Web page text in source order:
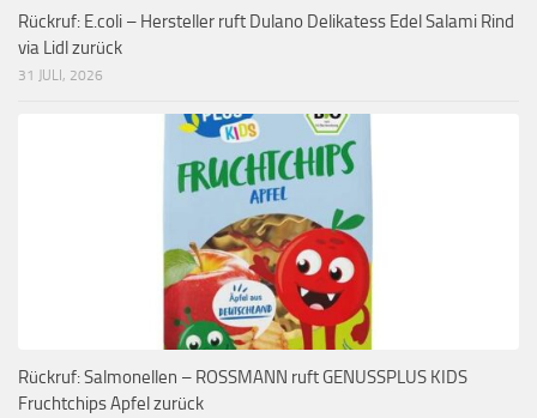
Rückruf: E.coli – Hersteller ruft Dulano Delikatess Edel Salami Rind
via Lidl zurück
31 JULI, 2026
Rückruf: Salmonellen – ROSSMANN ruft GENUSSPLUS KIDS
Fruchtchips Apfel zurück